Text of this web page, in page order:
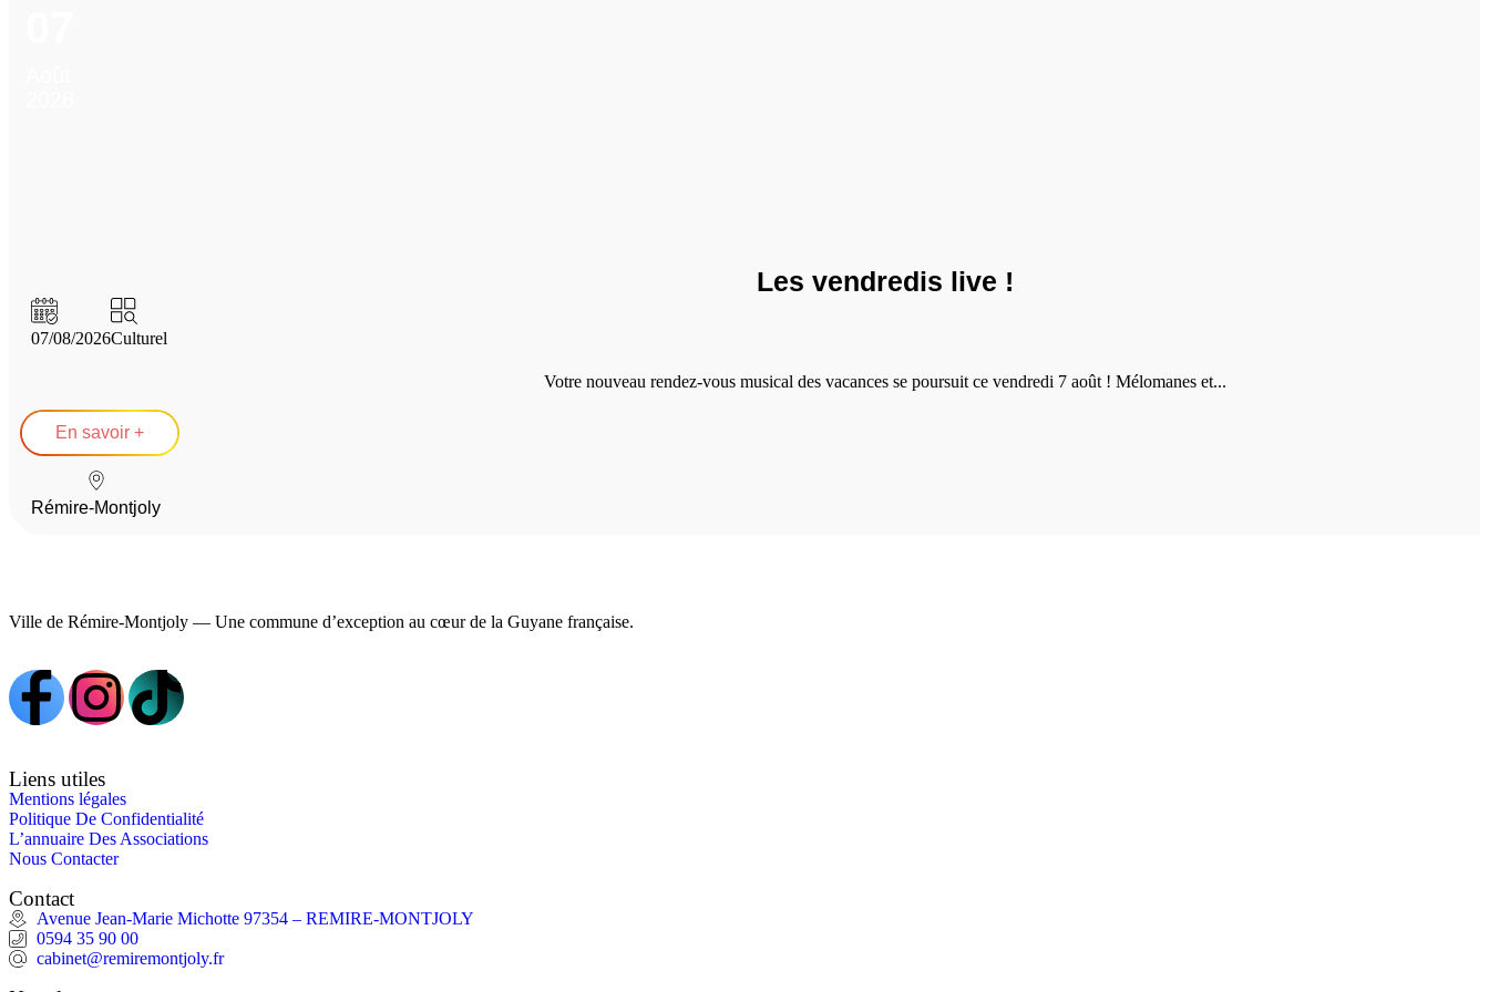
Les vendredis live !
07/08/2026Culturel
Votre nouveau rendez-vous musical des vacances se poursuit ce vendredi 7 août ! Mélomanes et...
En savoir +
Rémire-Montjoly
Ville de Rémire-Montjoly — Une commune d’exception au cœur de la Guyane française.
Liens utiles
Mentions légales
Politique De Confidentialité
L’annuaire Des Associations
Nous Contacter
Contact
Avenue Jean-Marie Michotte 97354 – REMIRE-MONTJOLY
0594 35 90 00
cabinet@remiremontjoly.fr